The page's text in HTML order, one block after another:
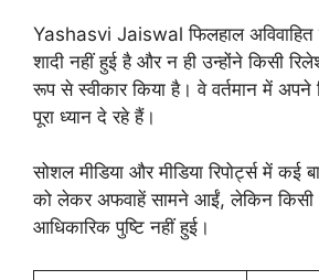
Yashasvi Jaiswal फिलहाल
शादी नहीं हुई है और न ही उन्होंने किसी
रूप से स्वीकार किया है। वे वर्तमान में
पूरा ध्यान दे रहे हैं।
सोशल मीडिया और मीडिया रिपोर्ट्स में कई
को लेकर अफवाहें सामने आईं, लेकिन किसी
आधिकारिक पुष्टि नहीं हुई।